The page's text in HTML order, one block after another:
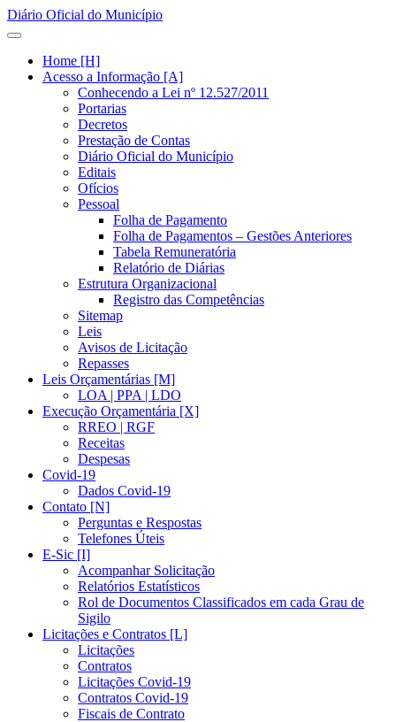
Diário Oficial do Município
Home [H]
Acesso a Informação [A]
Conhecendo a Lei nº 12.527/2011
Portarias
Decretos
Prestação de Contas
Diário Oficial do Município
Editais
Ofícios
Pessoal
Folha de Pagamento
Folha de Pagamentos – Gestões Anteriores
Tabela Remuneratória
Relatório de Diárias
Estrutura Organizacional
Registro das Competências
Sitemap
Leis
Avisos de Licitação
Repasses
Leis Orçamentárias [M]
LOA | PPA | LDO
Execução Orçamentária [X]
RREO | RGF
Receitas
Despesas
Covid-19
Dados Covid-19
Contato [N]
Perguntas e Respostas
Telefones Úteis
E-Sic [I]
Acompanhar Solicitação
Relatórios Estatísticos
Rol de Documentos Classificados em cada Grau de
Sigilo
Licitações e Contratos [L]
Licitações
Contratos
Licitações Covid-19
Contratos Covid-19
Fiscais de Contrato